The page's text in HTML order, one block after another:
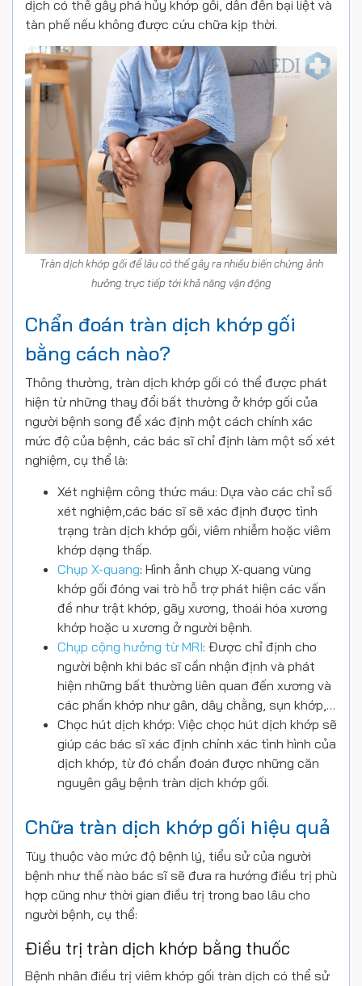
dịch có thể gây phá hủy khớp gối, dẫn đến bại liệt và
tàn phế nếu không được cứu chữa kịp thời.
Tràn dịch khớp gối để lâu có thể gây ra nhiều biến chứng ảnh
hưởng trực tiếp tới khả năng vận động
Chẩn đoán tràn dịch khớp gối
bằng cách nào?
Thông thường, tràn dịch khớp gối có thể được phát
hiện từ những thay đổi bất thường ở khớp gối của
người bệnh song để xác định một cách chính xác
mức độ của bệnh, các bác sĩ chỉ định làm một số xét
nghiệm, cụ thể là:
Xét nghiệm công thức máu: Dựa vào các chỉ số
xét nghiệm,các bác sĩ sẽ xác định được tình
trạng tràn dịch khớp gối, viêm nhiễm hoặc viêm
khớp dạng thấp.
Chụp X-quang: Hình ảnh chụp X-quang vùng
khớp gối đóng vai trò hỗ trợ phát hiện các vấn
đề như trật khớp, gãy xương, thoái hóa xương
khớp hoặc u xương ở người bệnh.
Chụp cộng hưởng từ MRI: Được chỉ định cho
người bệnh khi bác sĩ cần nhận định và phát
hiện những bất thường liên quan đến xương và
các phần khớp như gân, dây chằng, sụn khớp,…
Chọc hút dịch khớp: Việc chọc hút dịch khớp sẽ
giúp các bác sĩ xác định chính xác tình hình của
dịch khớp, từ đó chẩn đoán được những căn
nguyên gây bệnh tràn dịch khớp gối.
Chữa tràn dịch khớp gối hiệu quả
Tùy thuộc vào mức độ bệnh lý, tiểu sử của người
bệnh như thế nào bác sĩ sẽ đưa ra hướng điều trị phù
hợp cũng như thời gian điều trị trong bao lâu cho
người bệnh, cụ thể:
Điều trị tràn dịch khớp bằng thuốc
Bệnh nhân điều trị viêm khớp gối tràn dịch có thể sử